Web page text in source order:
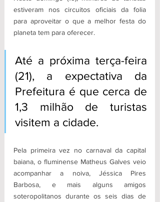
estiveram nos circuitos oficiais da folia
para aproveitar o que a melhor festa do
planeta tem para oferecer.
Até a próxima terça-feira
(21), a expectativa da
Prefeitura é que cerca de
1,3 milhão de turistas
visitem a cidade.
Pela primeira vez no carnaval da capital
baiana, o fluminense Matheus Galves veio
acompanhar a noiva, Jéssica Pires
Barbosa, e mais alguns amigos
soteropolitanos durante os seis dias de